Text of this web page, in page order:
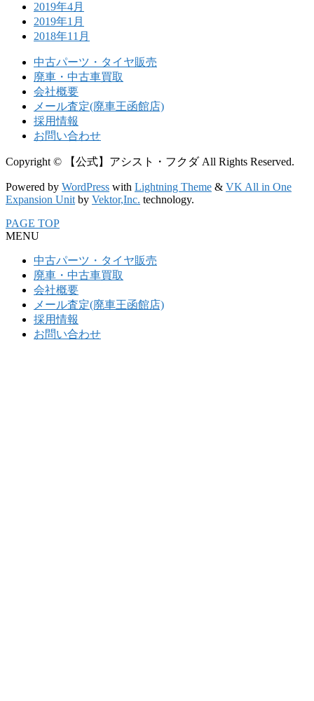
2019年4月
2019年1月
2018年11月
中古パーツ・タイヤ販売
廃車・中古車買取
会社概要
メール査定(廃車王函館店)
採用情報
お問い合わせ
Copyright © 【公式】アシスト・フクダ All Rights Reserved.
Powered by WordPress with Lightning Theme & VK All in One
Expansion Unit by Vektor,Inc. technology.
PAGE TOP
MENU
中古パーツ・タイヤ販売
廃車・中古車買取
会社概要
メール査定(廃車王函館店)
採用情報
お問い合わせ